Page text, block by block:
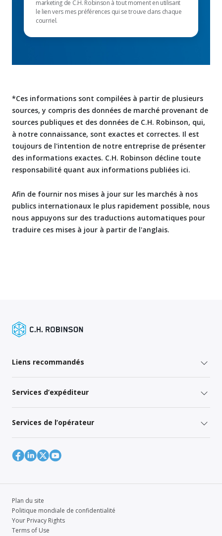
marketing de C.H. Robinson à tout moment en utilisant
le lien vers mes préférences qui se trouve dans chaque
courriel.
*Ces informations sont compilées à partir de plusieurs
sources, y compris des données de marché provenant de
sources publiques et des données de C.H. Robinson, qui,
à notre connaissance, sont exactes et correctes. Il est
toujours de l'intention de notre entreprise de présenter
des informations exactes. C.H. Robinson décline toute
responsabilité quant aux informations publiées ici.
Afin de fournir nos mises à jour sur les marchés à nos
publics internationaux le plus rapidement possible, nous
nous appuyons sur des traductions automatiques pour
traduire ces mises à jour à partir de l'anglais.
Liens recommandés
Services d’expéditeur
Services de l’opérateur
Plan du site
Politique mondiale de confidentialité
Your Privacy Rights
Terms of Use